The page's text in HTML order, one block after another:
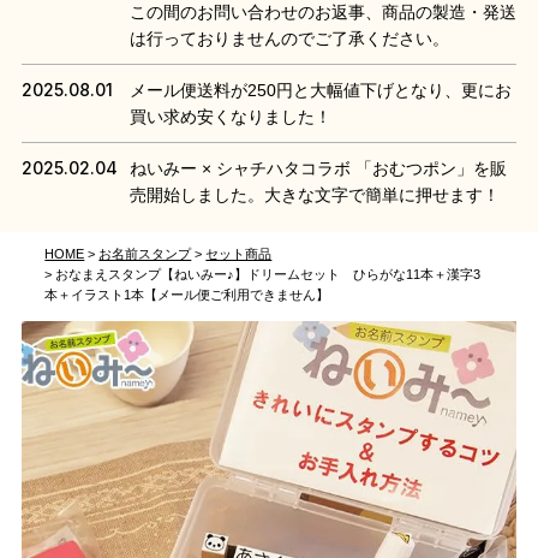
この間のお問い合わせのお返事、商品の製造・発送
は行っておりませんのでご了承ください。
2025.08.01
メール便送料が250円と大幅値下げとなり、更にお
買い求め安くなりました！
2025.02.04
ねいみー × シャチハタコラボ 「おむつポン」を販
売開始しました。大きな文字で簡単に押せます！
HOME お名前スタンプ
セット商品
おなまえスタンプ【ねいみー♪】ドリームセット ひらがな11本＋漢字3
本＋イラスト1本【メール便ご利用できません】